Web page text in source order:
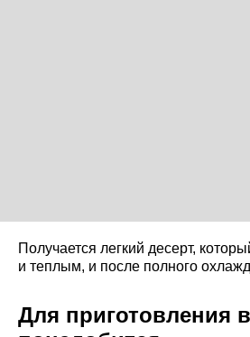
Получается легкий десерт,
и теплым, и после полного
Для приготовления